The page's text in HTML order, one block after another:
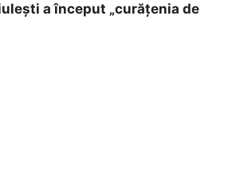
a început „curățenia de